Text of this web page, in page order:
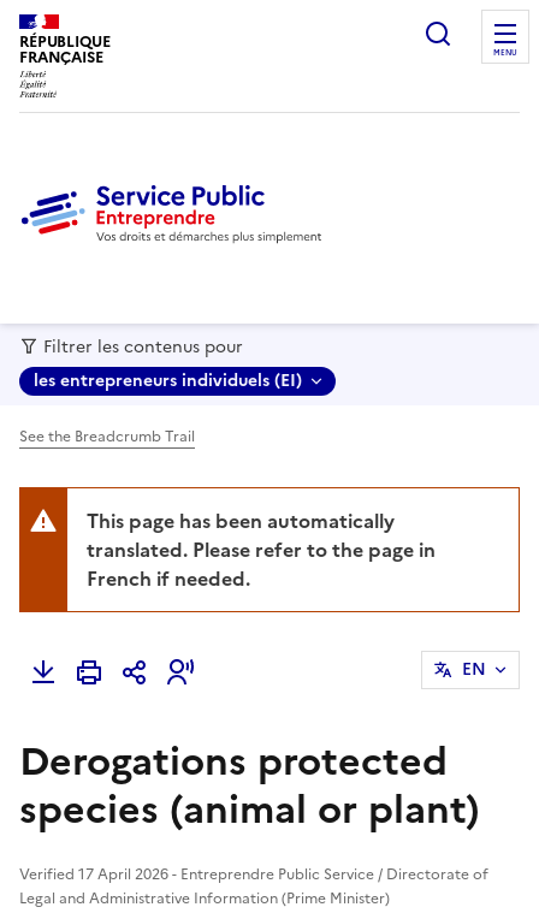
RÉPUBLIQUE
FRANÇAISE MENU
Filtrer les contenus pour
les entrepreneurs individuels (EI)
See the Breadcrumb Trail
This page has been automatically
translated. Please refer to the page in
French if needed.
EN
Derogations protected
species (animal or plant)
Verified 17 April 2026 - Entreprendre Public Service / Directorate of
Legal and Administrative Information (Prime Minister)